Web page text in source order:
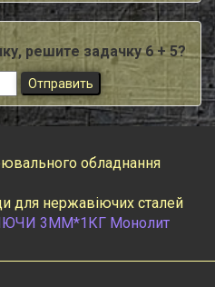
решите задачку 6 + 5?
обладнання
для нержавіючих сталей
3ММ*1КГ Монолит